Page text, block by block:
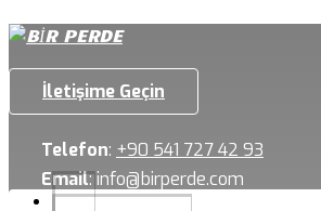
İletişime Geçin
Telefon: +90 541 727 42 93
Email:info@birperde.com